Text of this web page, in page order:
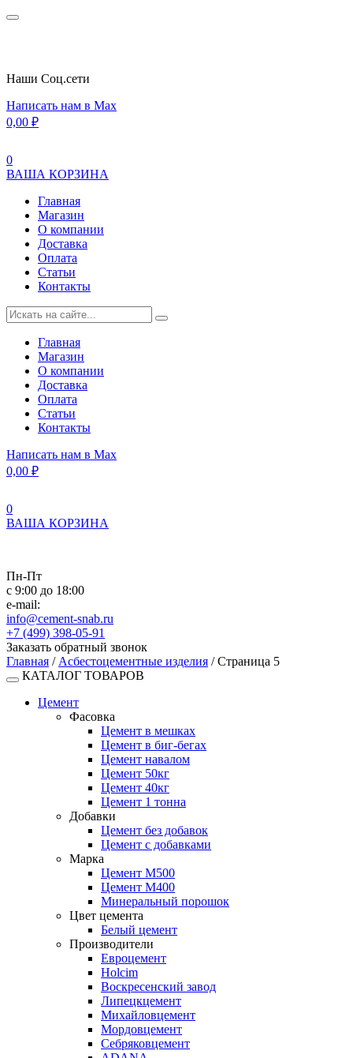
Наши Cоц.сети
Написать нам в Max
0,00 ₽
0
ВАША КОРЗИНА
Главная
Магазин
О компании
Доставка
Оплата
Статьи
Контакты
Главная
Магазин
О компании
Доставка
Оплата
Статьи
Контакты
Написать нам в Max
0,00 ₽
0
ВАША КОРЗИНА
Пн-Пт
с 9:00 до 18:00
e-mail:
info@cement-snab.ru
+7 (499) 398-05-91
Заказать обратный звонок
Главная / Асбестоцементные изделия / Страница 5
КАТАЛОГ ТОВАРОВ
Цемент
Фасовка
Цемент в мешках
Цемент в биг-бегах
Цемент навалом
Цемент 50кг
Цемент 40кг
Цемент 1 тонна
Добавки
Цемент без добавок
Цемент с добавками
Марка
Цемент М500
Цемент М400
Минеральный порошок
Цвет цемента
Белый цемент
Производители
Евроцемент
Holcim
Воскресенский завод
Липецкцемент
Михайловцемент
Мордовцемент
Себряковцемент